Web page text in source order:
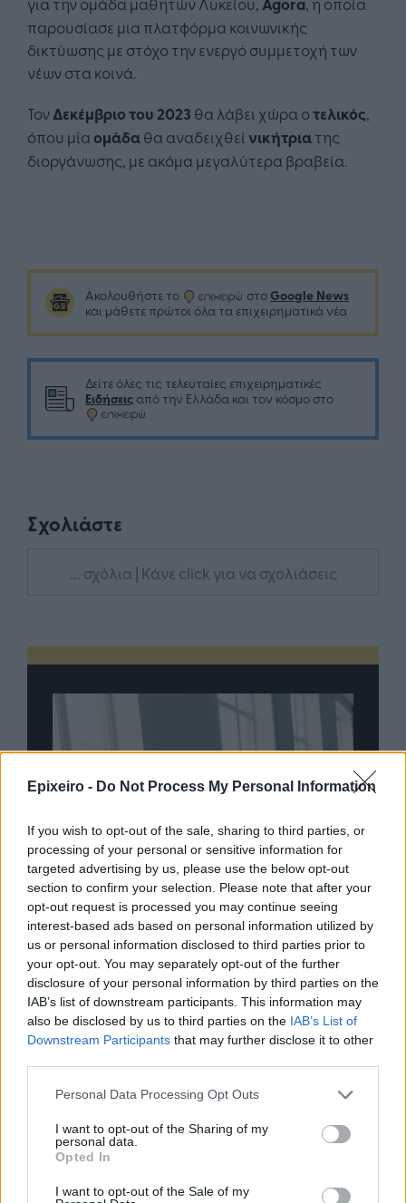
Epixeiro - Do Not Process My Personal Information
If you wish to opt-out of the sale, sharing to third parties, or
processing of your personal or sensitive information for
targeted advertising by us, please use the below opt-out
section to confirm your selection. Please note that after your
opt-out request is processed you may continue seeing
interest-based ads based on personal information utilized by
us or personal information disclosed to third parties prior to
your opt-out. You may separately opt-out of the further
disclosure of your personal information by third parties on the
IAB’s list of downstream participants. This information may
also be disclosed by us to third parties on the IAB’s List of
Downstream Participants that may further disclose it to other
Personal Data Processing Opt Outs
I want to opt-out of the Sharing of my
personal data.
Opted In
I want to opt-out of the Sale of my
παρουσίασε μια πλατφόρμα κοινωνικής
δικτύωσης με στόχο την ενεργό συμμετοχή των
νέων στα κοινά.
ΤονΔεκέμβριο του 2023 θα λάβει χώρα οτελικός,
όπου μίαομάδαθα αναδειχθεί νικήτριατης
διοργάνωσης, με ακόμα μεγαλύτερα βραβεία.
Ακολουθήστε το στο Google News
και μάθετε πρώτοι όλα τα επιχειρηματικά νέα
Δείτε όλες τις τελευταίες επιχειρηματικές
Ειδήσεις από την Ελλάδα και τον κόσμο στο
Σχολιάστε
... σχόλια | Κάνε click για να σχολιάσεις
TP Greece: Πώς διαμορφώνεται το
μέλλον του Insurance στην εποχή του AI
σου
Advertorial